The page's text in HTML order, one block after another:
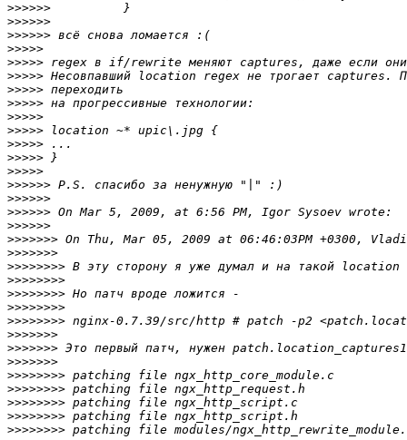
>>>>>>
>>>>>>
>>>>>>
>>>>>
>>>>>
>>>>>
>>>>>
>>>>>
>>>>>
>>>>>
>>>>>
>>>>>
>>>>>
>>>>>>
>>>>>>
>>>>>>
>>>>>>
>>>>>>>
>>>>>>>
>>>>>>>>
>>>>>>>>
>>>>>>>>
>>>>>>>>
>>>>>>>>
>>>>>>>
>>>>>>>
>>>>>>>
>>>>>>>>
>>>>>>>>
>>>>>>>>
>>>>>>>>
>>>>>>>>